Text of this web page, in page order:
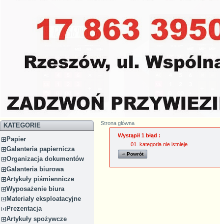
KATEGORIE
Papier
Galanteria papiernicza
Organizacja dokumentów
Galanteria biurowa
Artykuły piśmiennicze
Wyposażenie biura
Materiały eksploatacyjne
Prezentacja
Artykuły spożywcze
Strona główna
Wystąpił 1 błąd :
kategoria nie istnieje
« Powrót